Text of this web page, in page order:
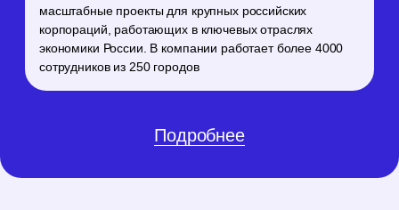
Подробнее
масштабные проекты для крупных российских
корпораций, работающих в ключевых отраслях
экономики России. В компании работает более 4000
сотрудников из 250 городов